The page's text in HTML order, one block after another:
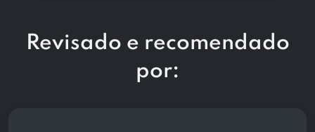
Revisado e recomendado
por: